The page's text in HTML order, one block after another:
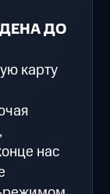
ДО
карту
нас